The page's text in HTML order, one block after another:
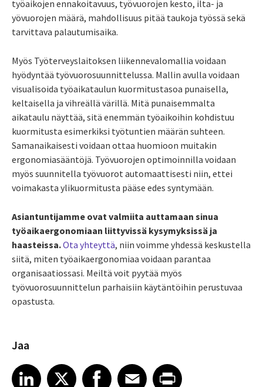
työaikojen ennakoitavuus, työvuorojen kesto, ilta- ja
yövuorojen määrä, mahdollisuus pitää taukoja työssä sekä
tarvittava palautumisaika.
Myös Työterveyslaitoksen liikennevalomallia voidaan
hyödyntää työvuorosuunnittelussa. Mallin avulla voidaan
visualisoida työaikataulun kuormitustasoa punaisella,
keltaisella ja vihreällä värillä. Mitä punaisemmalta
aikataulu näyttää, sitä enemmän työaikoihin kohdistuu
kuormitusta esimerkiksi työtuntien määrän suhteen.
Samanaikaisesti voidaan ottaa huomioon muitakin
ergonomiasääntöjä. Työvuorojen optimoinnilla voidaan
myös suunnitella työvuorot automaattisesti niin, ettei
voimakasta ylikuormitusta pääse edes syntymään.
Asiantuntijamme ovat valmiita auttamaan sinua
työaikaergonomiaan liittyvissä kysymyksissä ja
haasteissa.Ota yhteyttä, niin voimme yhdessä keskustella
siitä, miten työaikaergonomiaa voidaan parantaa
organisaatiossasi. Meiltä voit pyytää myös
työvuorosuunnittelun parhaisiin käytäntöihin perustuvaa
opastusta.
Jaa
Share article on LinkedIn
LinkedIn
Share article on XShare article on Facebook
Facebook
Share article on Email
EmailShare article on Print